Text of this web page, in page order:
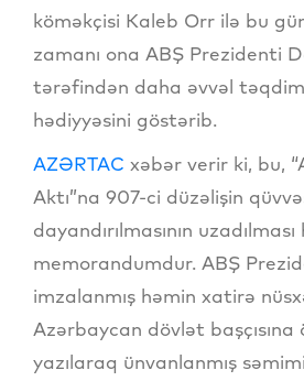
köməkçisi Kaleb Orr ilə bu
zamanı ona ABŞ Prezidenti
tərəfindən daha əvvəl
hədiyyəsini göstərib.
AZƏRTAC xəbər verir ki, bu,
Aktı”na 907-ci düzəlişin
dayandırılmasının
memorandumdur. ABŞ
imzalanmış həmin xatirə
Azərbaycan dövlət
yazılaraq ünvanlanmış